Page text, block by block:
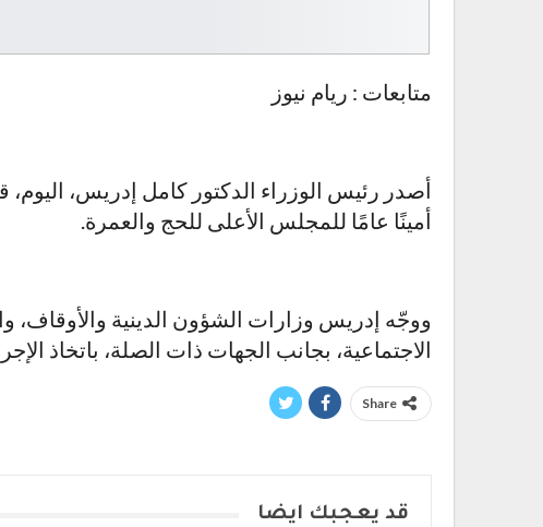
متابعات : ريام نيوز
أصدر رئيس الوزراء الدكتور كامل إدريس،
أمينًا عامًا للمجلس الأعلى للحج والعمرة.
ووجّه إدريس وزارات الشؤون الدينية والأوقاف،
الاجتماعية، بجانب الجهات ذات الصلة، باتخاذ
Share
قد يعجبك ايضا